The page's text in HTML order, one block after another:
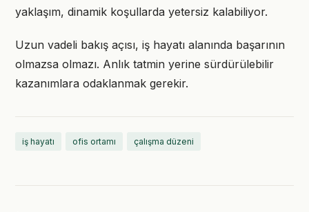
yaklaşım, dinamik koşullarda yetersiz kalabiliyor.
Uzun vadeli bakış açısı, iş hayatı alanında başarının
olmazsa olmazı. Anlık tatmin yerine sürdürülebilir
kazanımlara odaklanmak gerekir.
iş hayatı ofis ortamı çalışma düzeni